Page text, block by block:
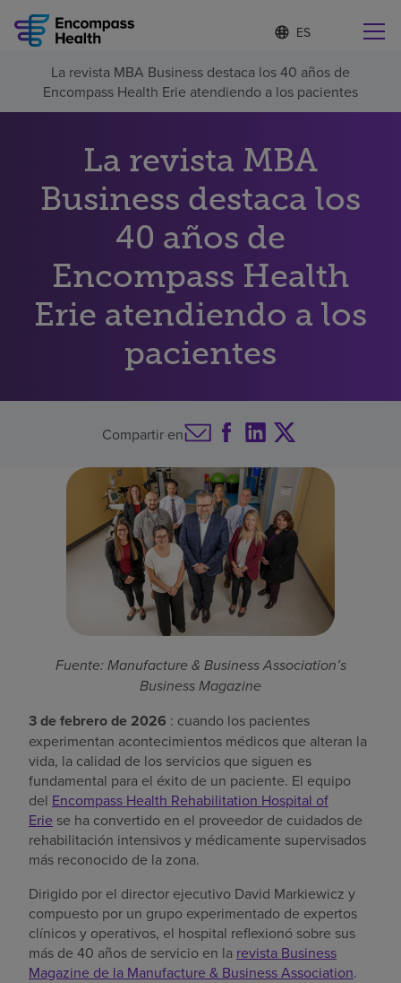
Lista
de
idiomas
contraída
d
o
m
a
e
c
c
i
o
a
o
Encuentre una localidad cerca de usted
Por qué debe elegirnos
Servicios de rehabilitación
Pacientes y cuidadores
Recursos de salud
Buscar un centro
La revista MBA Business destaca los 40 años de
Encompass Health Erie atendiendo a los pacientes
La revista MBA
Business destaca los
40 años de
Encompass Health
Erie atendiendo a los
pacientes
Compartir en
Fuente: Manufacture & Business Association’s
Business Magazine
3 de febrero de 2026 : cuando los pacientes
experimentan acontecimientos médicos que alteran la
vida, la calidad de los servicios que siguen es
fundamental para el éxito de un paciente. El equipo
del Encompass Health Rehabilitation Hospital of
Erie se ha convertido en el proveedor de cuidados de
rehabilitación intensivos y médicamente supervisados
más reconocido de la zona.
Dirigido por el director ejecutivo David Markiewicz y
compuesto por un grupo experimentado de expertos
clínicos y operativos, el hospital reflexionó sobre sus
más de 40 años de servicio en la revista Business
Magazine de la Manufacture & Business Association.